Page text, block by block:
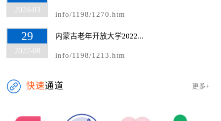
2024-03
info/1198/1270.htm
29
2022-08
内蒙古老年开放大学2022...
info/1198/1213.htm
更多+
快速通道